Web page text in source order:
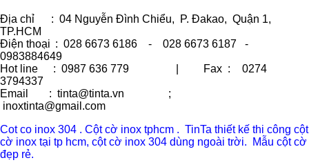
Địa chỉ
: 04 Nguyễn Đình Chiểu, P. Đakao, Quận 1,
TP.HCM
Điện thoại : 028 6673 6186 - 028 6673 6187 -
0983884649
Hot line
: 0987 636 779 | Fax :
0274
3794337
Email
: tinta@tinta.vn ;
inoxtinta@gmail.com
Cot co inox 304 . Cột cờ inox tphcm . TinTa thiết kế thi công cột
cờ inox tại tp hcm, cột cờ inox 304 dùng ngoài trời. Mẫu cột cờ
đẹp rẻ.